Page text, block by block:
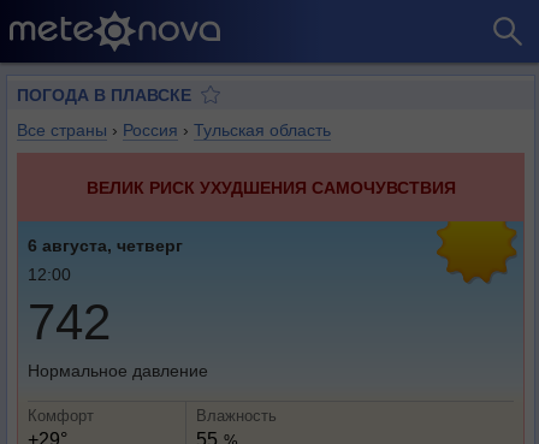
ПОГОДА В ПЛАВСКЕ
Все страны › Россия › Тульская область
ВЕЛИК РИСК УХУДШЕНИЯ САМОЧУВСТВИЯ
6 августа, четверг
12:00
742
Нормальное давление
Комфорт
+29°
Влажность
55